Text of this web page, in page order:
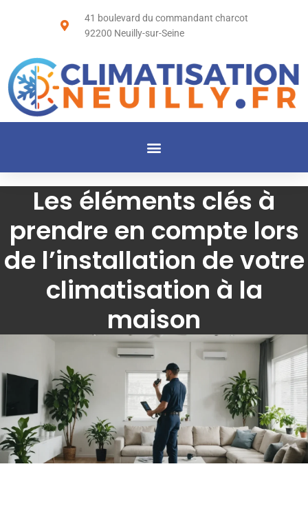
41 boulevard du commandant charcot
92200 Neuilly-sur-Seine
Les éléments clés à
prendre en compte lors
de l’installation de votre
climatisation à la
maison